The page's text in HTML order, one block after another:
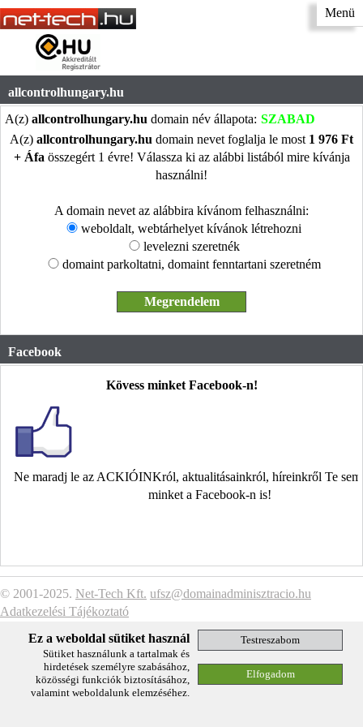
Menü
allcontrolhungary.hu
A(z) allcontrolhungary.hu domain név állapota: SZABAD
A(z) allcontrolhungary.hu domain nevet foglalja le most 1 976 Ft
+ Áfa összegért 1 évre! Válassza ki az alábbi listából mire kívánja
használni!
A domain nevet az alábbira kívánom felhasználni:
weboldalt, webtárhelyet kívánok létrehozni
levelezni szeretnék
domaint parkoltatni, domaint fenntartani szeretném
Facebook
Kövess minket Facebook-n!
Ne maradj le az ACKIÓINKról, aktualitásainkról, híreinkről Te
minket a Facebook-n is!
© 2001-2025. Net-Tech Kft. ufsz@domainadminisztracio.hu
Adatkezelési Tájékoztató
Ez a weboldal sütiket használ
Sütiket használunk a tartalmak és
hirdetések személyre szabásához,
közösségi funkciók biztosításához,
valamint weboldalunk elemzéséhez.